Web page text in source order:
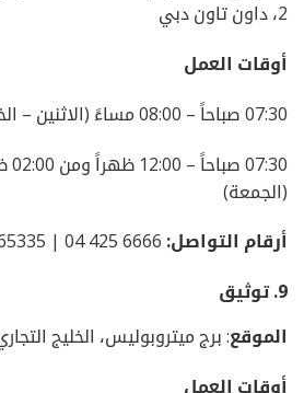
2، داون تاون دبي
أوقات العمل
07:30 صباحاً – 08:00 مساءً (الاثنين – الخميس)
(الجمعة)
أرقام التواصل:6666 425 04 | 8265335 800
9. توثيق
الموقع: برج ميتروبوليس، الخليج التجاري
أوقات العمل